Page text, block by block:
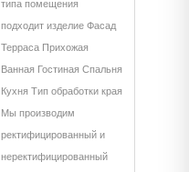
типа помещения
подходит изделие Фасад
Терраса Прихожая
Ванная Гостиная Спальня
Кухня Тип обработки края
Мы производим
ректифицированный и
неректифицированный